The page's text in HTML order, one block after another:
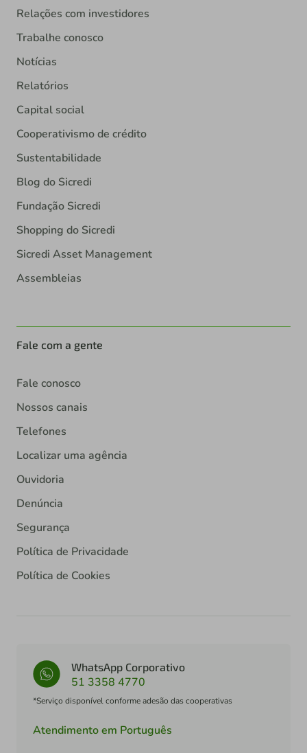
Relações com investidores
Trabalhe conosco
Notícias
Relatórios
Capital social
Cooperativismo de crédito
Sustentabilidade
Blog do Sicredi
Fundação Sicredi
Shopping do Sicredi
Sicredi Asset Management
Assembleias
Fale com a gente
Fale conosco
Nossos canais
Telefones
Localizar uma agência
Ouvidoria
Denúncia
Segurança
Política de Privacidade
Política de Cookies
WhatsApp Corporativo
51 3358 4770
*Serviço disponível conforme adesão das cooperativas
Atendimento em Português